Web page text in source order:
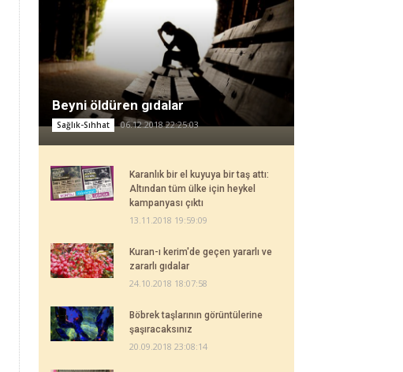
Beyni öldüren gıdalar
Sağlık-Sıhhat 06.12.2018 22:25:03
Karanlık bir el kuyuya bir taş attı:
Altından tüm ülke için heykel
kampanyası çıktı
13.11.2018 19:59:09
Kuran-ı kerim'de geçen yararlı ve
zararlı gıdalar
24.10.2018 18:07:58
Böbrek taşlarının görüntülerine
şaşıracaksınız
20.09.2018 23:08:14